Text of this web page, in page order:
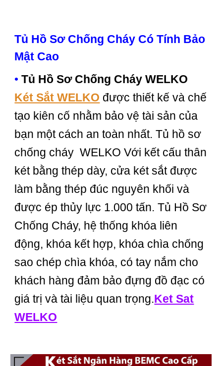
Tủ Hồ Sơ Chống Cháy Có Tính Bảo
Mật Cao
• Tủ Hồ Sơ Chống Cháy WELKO
Két Sắt WELKO được thiết kế và chế
tạo kiên cố nhằm bảo vệ tài sản của
bạn một cách an toàn nhất. Tủ hồ sơ
chống cháy WELKO Với kết cấu thân
két bằng thép dày, cửa két sắt được
làm bằng thép đúc nguyên khối và
được ép thủy lực 1.000 tấn. Tủ Hồ Sơ
Chống Cháy, hệ thống khóa liên
động, khóa kết hợp, khóa chìa chống
sao chép chìa khóa, có tay nắm cho
khách hàng đảm bảo đựng đồ đạc có
giá trị và tài liệu quan trọng.Ket Sat
WELKO